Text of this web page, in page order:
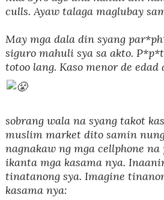
culls. Ayaw talaga maglubay
May mga dala din syang
siguro mahuli sya sa akto.
totoo lang. Kaso menor de
sobrang wala na syang takot
muslim market dito samin
nagnakaw ng mga cellphone
ikanta mga kasama nya.
tinatanong sya. Imagine
kasama nya: